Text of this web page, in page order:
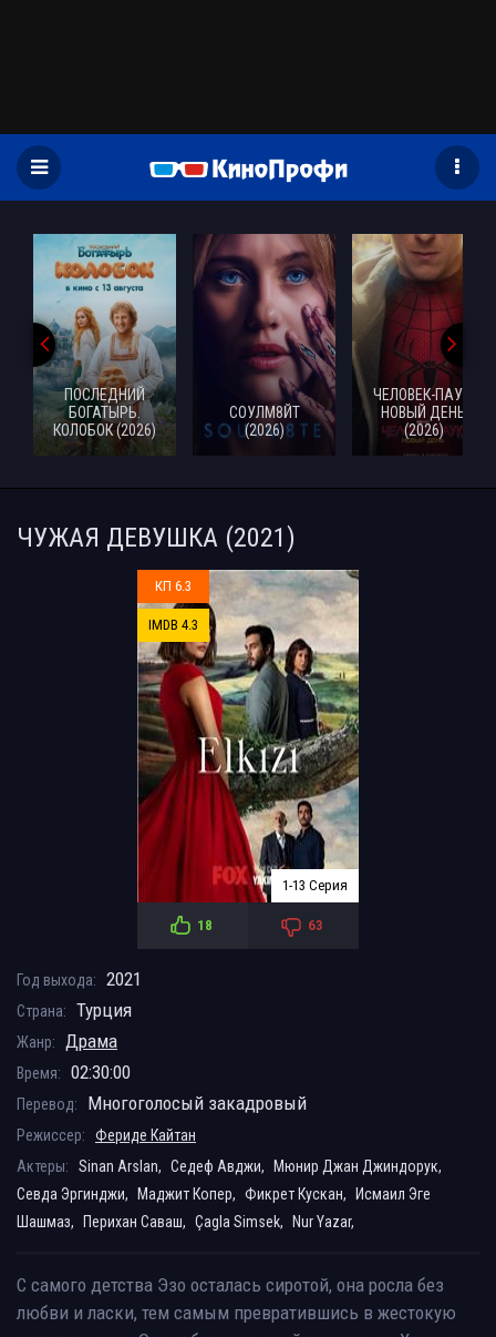
ПОСЛЕДНИЙ
БОГАТЫРЬ.
КОЛОБОК (2026)
СОУЛМ8ЙТ
(2026)
ЧЕЛОВЕК-ПАУК:
НОВЫЙ ДЕНЬ
(2026)
ЧУЖАЯ ДЕВУШКА (2021)
КП 6.3
IMDB 4.3
1-13 Серия
18 63
Год выхода: 2021
Страна: Турция
Жанр: Драма
Время: 02:30:00
Перевод: Многоголосый закадровый
Режиссер:
Фериде Кайтан
Актеры:
Sinan Arslan, Седеф Авджи,
Мюнир Джан Джиндорук,
Севда Эргинджи,
Маджит Копер, Фикрет Кускан,
Исмаил Эге
Шашмаз,
Перихан Саваш, Çagla Simsek, Nur Yazar,
С самого детства Эзо осталась сиротой, она росла без
любви и ласки, тем самым превратившись в жестокую